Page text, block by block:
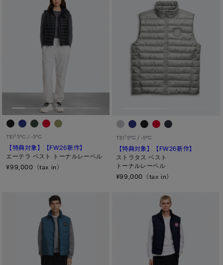
L/XL
ブラック
ブルー系
レッド系
ベージュ/ブラウン系 パープル系
オレンジ系
ウエスト
TEI1 5°C / -5°C
【特典対象】
【FW26新作】
エーテラ ベスト トーナルレーベル
¥99,000（tax in）
TEI15°C / -5°C
【特典対象】
【FW26新作】
ストラタス ベスト
トーナルレーベル
¥99,000（tax in）